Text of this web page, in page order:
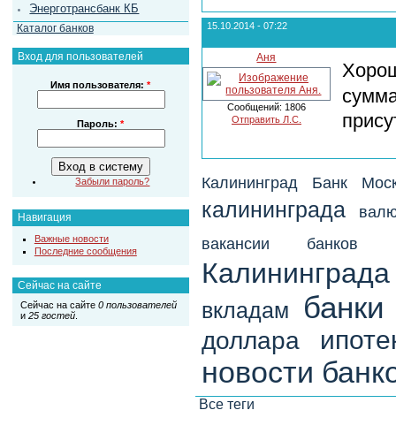
Энерготрансбанк КБ
Каталог банков
Вход для пользователей
Имя пользователя:*
Пароль:*
Забыли пароль?
Навигация
Важные новости
Последние сообщения
Сейчас на сайте
Сейчас на сайте 0 пользователей
и 25 гостей.
15.10.2014 - 07:22
Аня
Сообщений: 1806
Отправить Л.С.
Калининград Банк
калининграда
вакансии банков
Калининграда
вкладам банки
доллара
новости
Все теги